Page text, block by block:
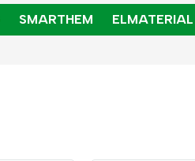
SMARTHEM ELMATERIAL